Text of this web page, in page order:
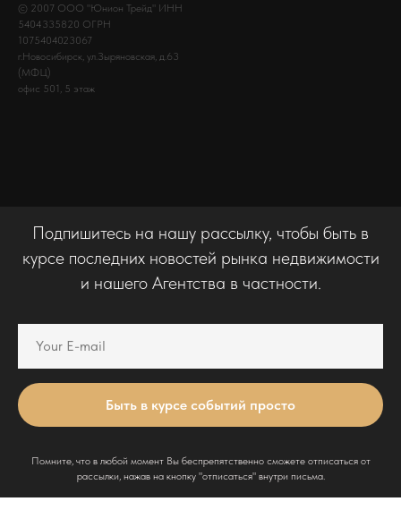
© 2007 ООО "Юнион Трейд" ИНН
5404335820 ОГРН
1075404023067
г.Новосибирск, ул.Зыряновская, д.63
(МФЦ)
офис 501, 5 этаж
Подпишитесь на нашу рассылку, чтобы быть в
курсе последних новостей рынка недвижимости
и нашего Агентства в частности.
Быть в курсе событий просто
Помните, что в любой момент Вы беспрепятственно сможете отписаться от
рассылки, нажав на кнопку "отписаться" внутри письма.